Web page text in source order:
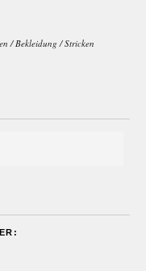
/Bekleidung /Stricken